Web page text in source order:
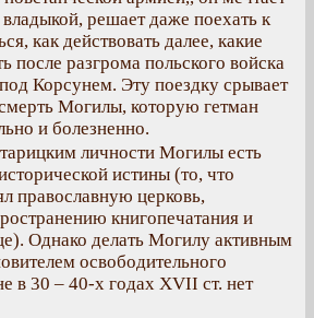
решает даже поехать к
как действовать далее, какие
после разгрома польского войска
Корсунем. Эту поездку срывает
Могилы, которую гетман
и болезненно.
личности Могилы есть
истины (то, что
православную церковь,
книгопечатания и
Однако делать Могилу активным
освободительного
в 30 – 40-х годах XVII ст. нет